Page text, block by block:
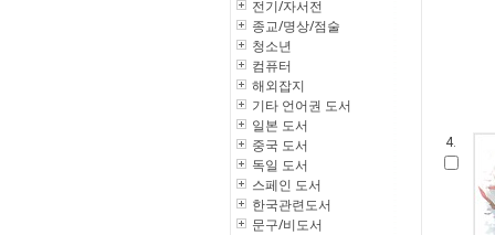
전기/자서전
종교/명상/점술
청소년
컴퓨터
해외잡지
기타 언어권 도서
일본 도서
중국 도서
독일 도서
스페인 도서
한국관련도서
문구/비도서
4.